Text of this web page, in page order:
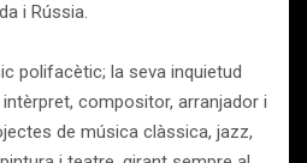
i Rússia.
polifacètic; la seva inquietud
compositor, arranjador i
de música clàssica, jazz,